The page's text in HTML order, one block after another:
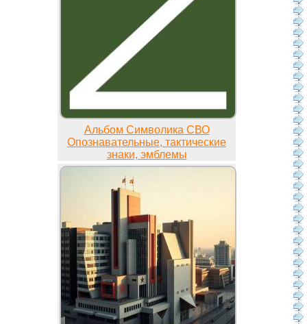
Альбом Символика СВО
Опознавательные, тактические
знаки, эмблемы